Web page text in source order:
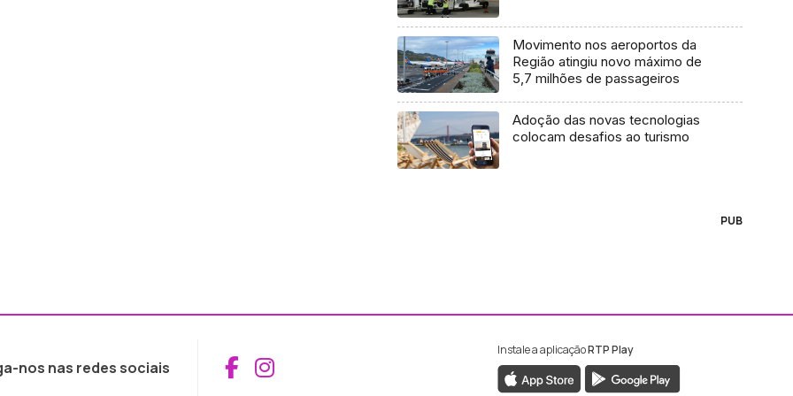
Movimento nos aeroportos da
Região atingiu novo máximo de
5,7 milhões de passageiros
Adoção das novas tecnologias
colocam desafios ao turismo
PUB
nos nas redes sociais Aceder ao Facebook da RTP Madeira
Aceder ao Instagram da RTP Madeira
Instale a aplicaçãoRTP Play